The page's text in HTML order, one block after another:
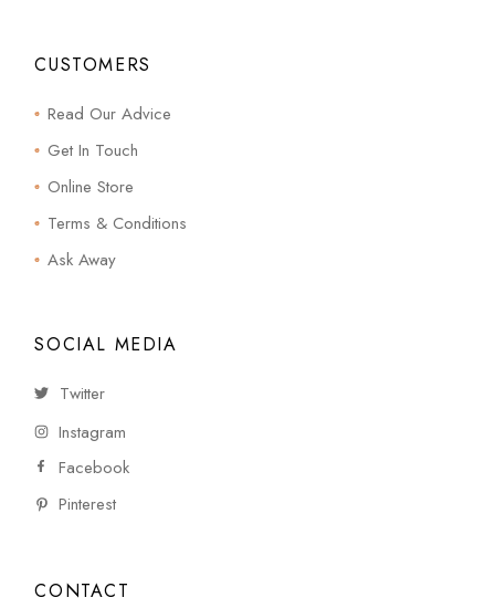
CUSTOMERS
Read Our Advice
Get In Touch
Online Store
Terms & Conditions
Ask Away
SOCIAL MEDIA
Twitter
Instagram
Facebook
Pinterest
CONTACT